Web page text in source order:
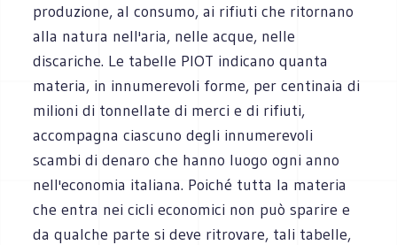
produzione, al consumo, ai rifiuti che ritornano
alla natura nell'aria, nelle acque, nelle
discariche. Le tabelle PIOT indicano quanta
materia, in innumerevoli forme, per centinaia di
milioni di tonnellate di merci e di rifiuti,
accompagna ciascuno degli innumerevoli
scambi di denaro che hanno luogo ogni anno
nell'economia italiana. Poiché tutta la materia
che entra nei cicli economici non può sparire e
da qualche parte si deve ritrovare, tali tabelle,